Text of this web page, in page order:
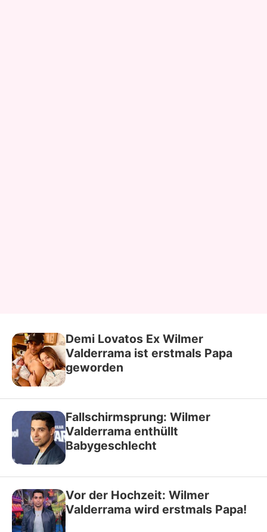
Demi Lovatos Ex Wilmer
Valderrama ist erstmals Papa
geworden
Fallschirmsprung: Wilmer
Valderrama enthüllt
Babygeschlecht
Vor der Hochzeit: Wilmer
Valderrama wird erstmals Papa!